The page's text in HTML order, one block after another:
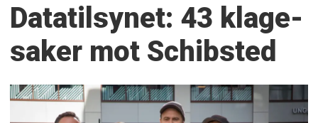
Datatilsynet: 43 klage­
saker mot Schibsted